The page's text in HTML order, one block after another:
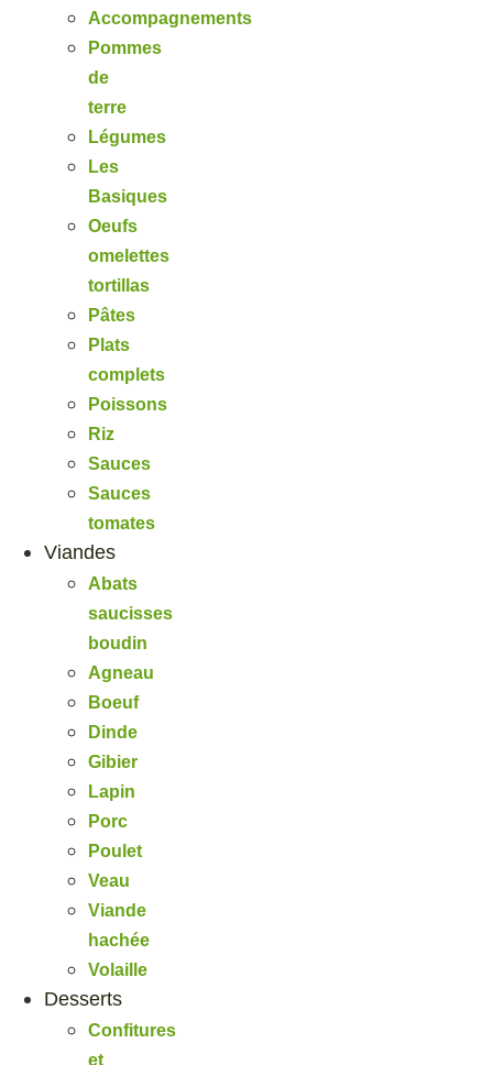
Accompagnements
Pommes
de
terre
Légumes
Les
Basiques
Oeufs
omelettes
tortillas
Pâtes
Plats
complets
Poissons
Riz
Sauces
Sauces
tomates
Viandes
Abats
saucisses
boudin
Agneau
Boeuf
Dinde
Gibier
Lapin
Porc
Poulet
Veau
Viande
hachée
Volaille
Desserts
Confitures
et